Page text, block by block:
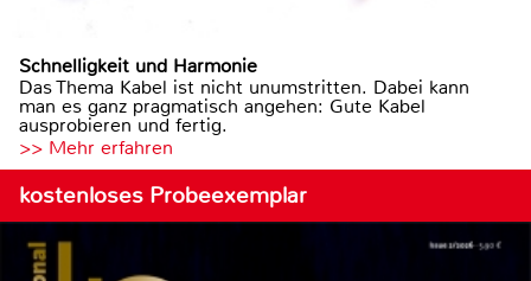
Schnelligkeit und Harmonie
Das Thema Kabel ist nicht unumstritten. Dabei kann
man es ganz pragmatisch angehen: Gute Kabel
ausprobieren und fertig.
>> Mehr erfahren
kostenloses Probeexemplar